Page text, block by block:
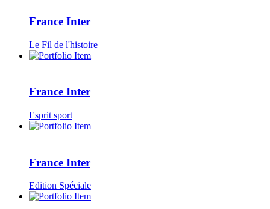
France Inter
Le Fil de l'histoire
France Inter
Esprit sport
France Inter
Edition Spéciale